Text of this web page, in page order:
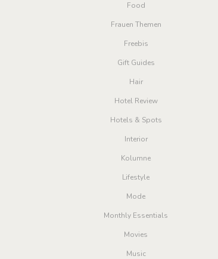
Food
Frauen Themen
Freebis
Gift Guides
Hair
Hotel Review
Hotels & Spots
Interior
Kolumne
Lifestyle
Mode
Monthly Essentials
Movies
Music